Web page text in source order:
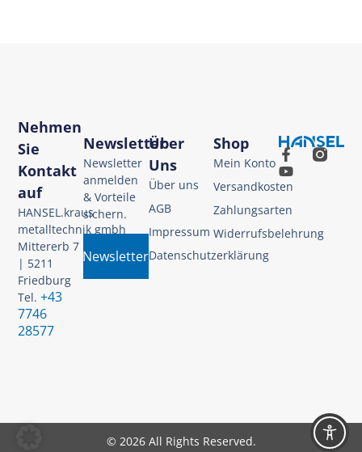
Über
Uns
Über uns
AGB
Impressum
Datenschutzerklärung
Shop
Mein Konto
Versandkosten
Zahlungsarten
Widerrufsbelehrung
Nehmen
Sie
Kontakt
auf
HANSEL.kraus
metalltechnik gmbh
Mittererb 7
| 5211
Friedburg
Tel.+43
7746
28577
Newsletter
Newsletter
anmelden
& Vorteile
sichern.
Newsletter
© 2026 All Rights Reserved.